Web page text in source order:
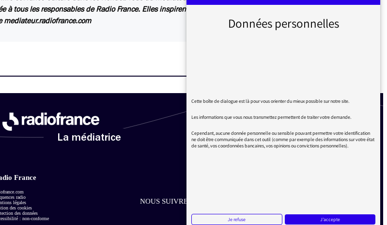
à tous les responsables de Radio France. Elles inspirent également des articles explicatifs à
mediateur.radiofrance.com
La médiatrice
France
radio
légales
des cookies
des données
: non-conforme
NOUS SUIVRE SUR LES RÉSEAUX
Aller sur la page Facebook de la Médiatrice
Aller sur la page Twitter de la Médiatrice
Aller sur la page Instagram de la Médiatrice
Données personnelles
Cette boîte de dialogue est là pour vous orienter du mieux possible sur notre site.
Les informations que vous nous transmettez permettent de traiter votre demande.
Cependant, aucune donnée personnelle ou sensible pouvant permettre votre identification
ne doit être communiquée dans cet outil (comme par exemple des informations sur votre état
de santé, vos coordonnées bancaires, vos opinions ou convictions personnelles).
Je refuse J'accepte